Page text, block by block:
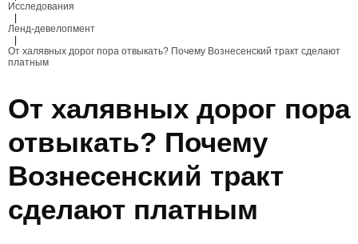
Исследования
Ленд-девелопмент
От халявных дорог пора отвыкать? Почему Вознесенский тракт сделают
платным
От халявных дорог пора
отвыкать? Почему
Вознесенский тракт
сделают платным